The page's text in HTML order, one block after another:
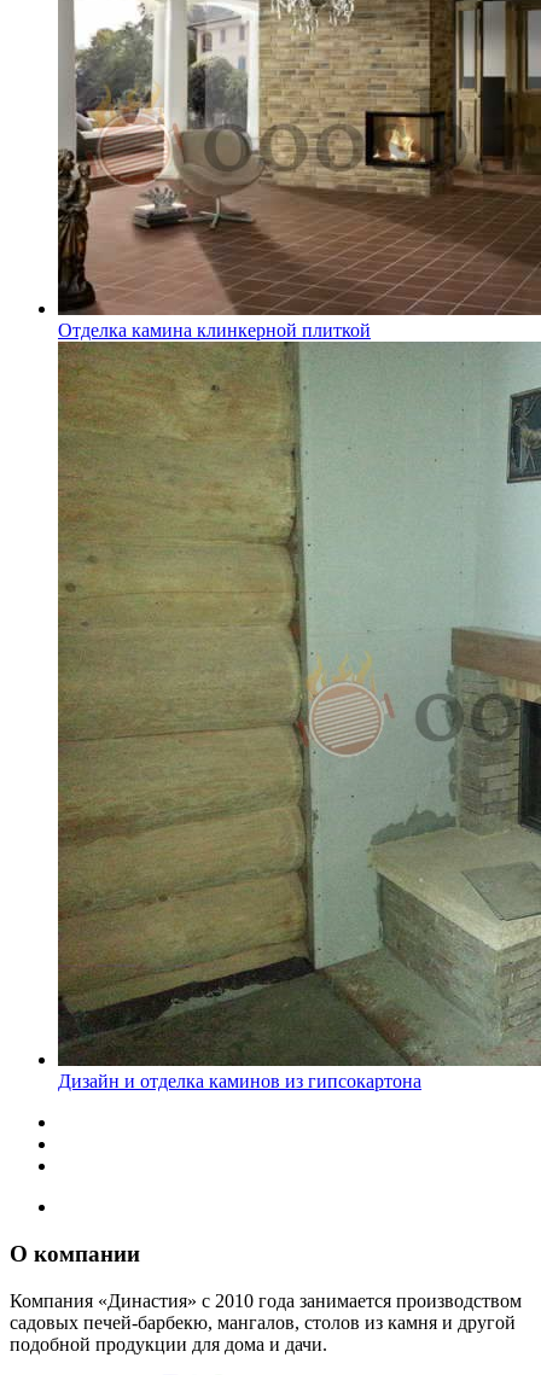
Отделка камина клинкерной плиткой
Дизайн и отделка каминов из гипсокартона
О компании
Компания «Династия» с 2010 года занимается производством
садовых печей-барбекю, мангалов, столов из камня и другой
подобной продукции для дома и дачи.